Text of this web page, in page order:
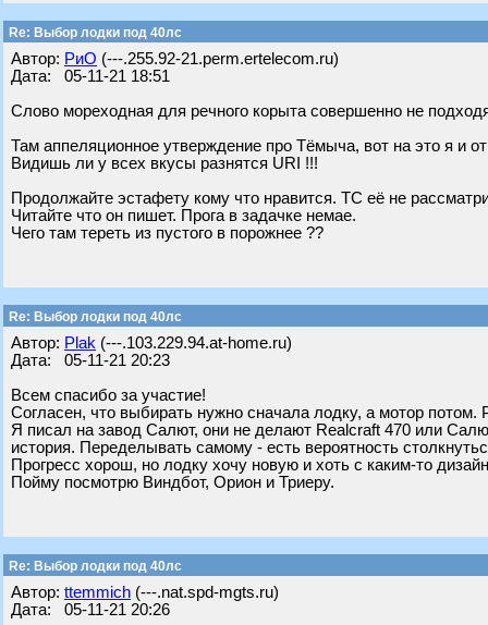
Re: Выбор лодки под 40лс
Автор: РиО (---.255.92-21.perm.ertelecom.ru)
Дата: 05-11-21 18:51
Слово мореходная для речного корыта совершенно не
Там аппеляционное утверждение про Тёмыча, вот на это я и
Видишь ли у всех вкусы разнятся URI !!!
Продолжайте эстафету кому что нравится. ТС её не
Читайте что он пишет. Прога в задачке немае.
Чего там тереть из пустого в порожнее ??
Re: Выбор лодки под 40лс
Автор: Plak (---.103.229.94.at-home.ru)
Дата: 05-11-21 20:23
Всем спасибо за участие!
Согласен, что выбирать нужно сначала лодку, а мотор
Я писал на завод Салют, они не делают Realcraft 470 или
история. Переделывать самому - есть вероятность
Прогресс хорош, но лодку хочу новую и хоть с каким-то
Пойму посмотрю Виндбот, Орион и Триеру.
Re: Выбор лодки под 40лс
Автор: ttemmich (---.nat.spd-mgts.ru)
Дата: 05-11-21 20:26